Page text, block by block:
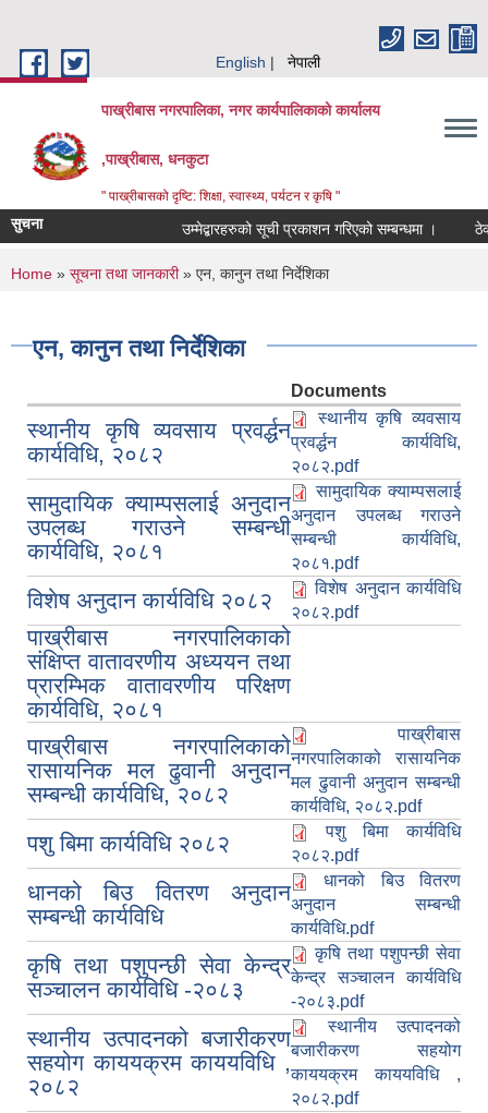
English नेपाली
पाख्रीबास नगरपालिका, नगर कार्यपालिकाको कार्यालय
,पाख्रीबास, धनकुटा
" पाख्रीबासको दृष्टि: शिक्षा, स्वास्थ्य, पर्यटन र कृषि "
सुचना उम्मेद्बारहरुको सूची प्रकाशन गरिएको सम्बन्धमा ।
You are here
Home » सूचना तथा जानकारी» एन, कानुन तथा निर्देशिका
एन, कानुन तथा निर्देशिका
Documents
स्थानीय कृषि व्यवसाय प्रवर्द्धन
कार्यविधि, २०८२
स्थानीय कृषि व्यवसाय
प्रवर्द्धन कार्यविधि,
२०८२.pdf
सामुदायिक क्याम्पसलाई अनुदान
उपलब्ध गराउने सम्बन्धी
कार्यविधि, २०८१
सामुदायिक क्याम्पसलाई
अनुदान उपलब्ध गराउने
सम्बन्धी कार्यविधि,
२०८१.pdf
विशेष अनुदान कार्यविधि २०८२
विशेष अनुदान कार्यविधि
२०८२.pdf
पाख्रीबास नगरपालिकाको
संक्षिप्त वातावरणीय अध्ययन तथा
प्रारम्भिक वातावरणीय परिक्षण
कार्यविधि, २०८१
पाख्रीबास नगरपालिकाको
रासायनिक मल ढुवानी अनुदान
सम्बन्धी कार्यविधि, २०८२
पाख्रीबास
नगरपालिकाको रासायनिक
मल ढुवानी अनुदान सम्बन्धी
कार्यविधि, २०८२.pdf
पशु बिमा कार्यविधि २०८२
पशु बिमा कार्यविधि
२०८२.pdf
धानको बिउ वितरण अनुदान
सम्बन्धी कार्यविधि
धानको बिउ वितरण
अनुदान सम्बन्धी
कार्यविधि.pdf
कृषि तथा पशुपन्छी सेवा केन्द्र
सञ्चालन कार्यविधि -२०८३
कृषि तथा पशुपन्छी सेवा
केन्द्र सञ्चालन कार्यविधि
-२०८३.pdf
स्थानीय उत्पादनको बजारीकरण
सहयोग काययक्रम काययविधि ,
२०८२
स्थानीय उत्पादनको
बजारीकरण सहयोग
काययक्रम काययविधि ,
२०८२.pdf